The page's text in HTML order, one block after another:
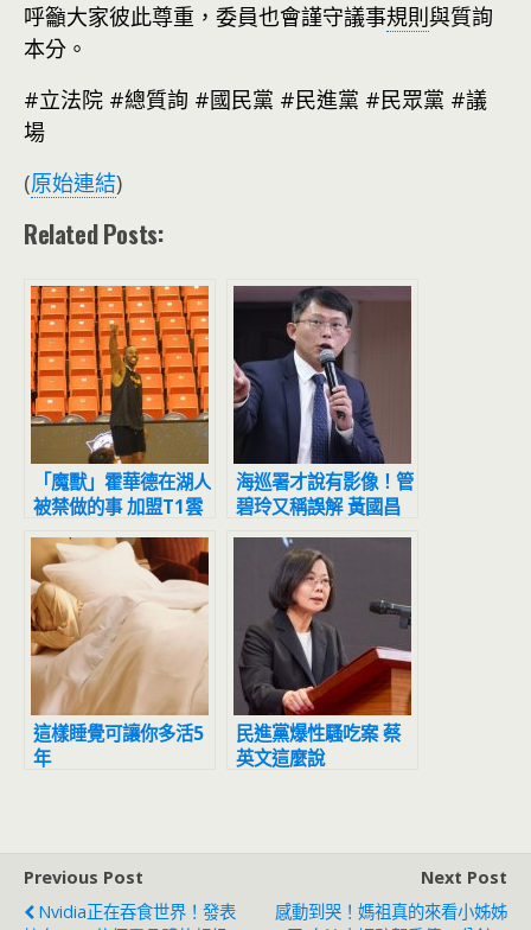
呼籲大家彼此尊重，委員也會謹守議事規則與質詢
本分。
#立法院 #總質詢 #國民黨 #民進黨 #民眾黨 #議
場
(原始連結)
Related Posts:
「魔獸」霍華德在湖人
被禁做的事 加盟T1雲
豹後解鎖了
海巡署才說有影像！管
碧玲又稱誤解 黃國昌
批：太離譜「整個螺絲
鬆了」
這樣睡覺可讓你多活5
年
民進黨爆性騷吃案 蔡
英文這麼說
Previous Post
Nvidia正在吞食世界！發表
Next Post
感動到哭！媽祖真的來看小姊姊